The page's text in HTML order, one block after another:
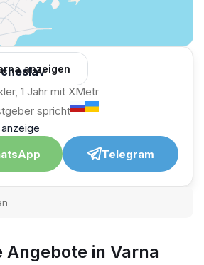
anzeigen
1 Jahr mit XMetr
spricht
anzeige
Telegram
Angebote in Varna